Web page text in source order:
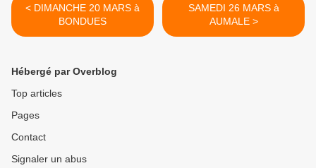
< DIMANCHE 20 MARS à
BONDUES
SAMEDI 26 MARS à
AUMALE >
Hébergé par Overblog
Top articles
Pages
Contact
Signaler un abus